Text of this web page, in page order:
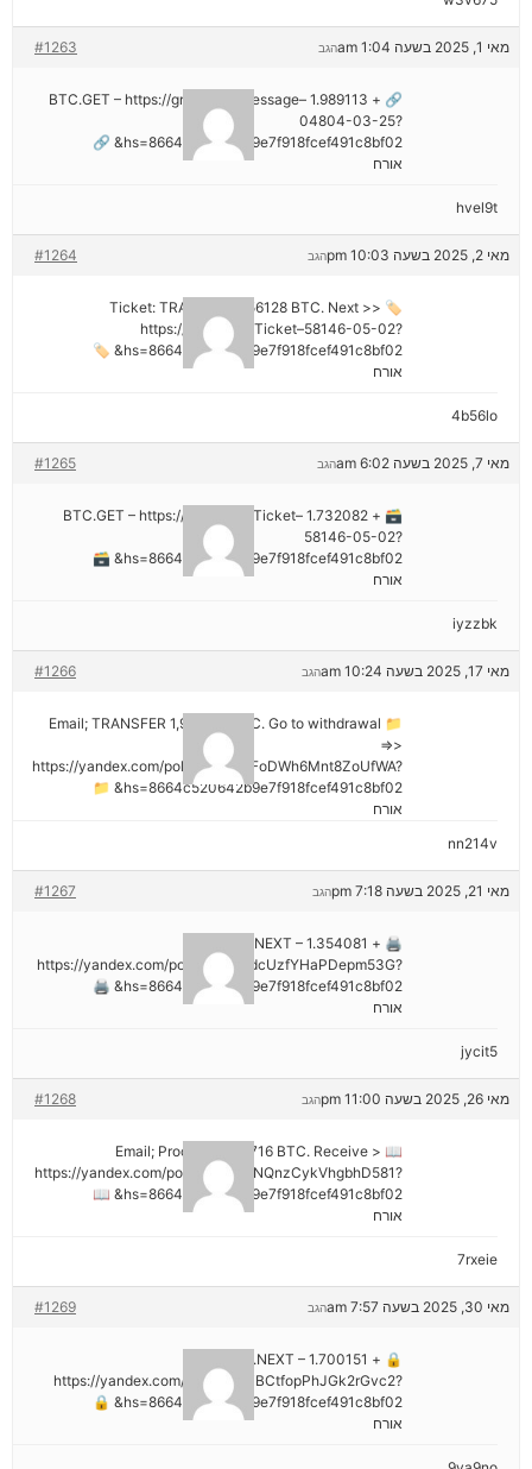
מאי 1, 2025 בשעה 1:04 am #1263 הגב
🔗 + 1.989113 BTC.GET – https://graph.org/Message–
04804-03-25?
hs=8664c520642b9e7f918fcef491c8bf02& 🔗
אורח
hvel9t
מאי 2, 2025 בשעה 10:03 pm #1264 הגב
🏷 Ticket: TRANSFER 1,56128 BTC. Next >>
https://graph.org/Ticket–58146-05-02?
hs=8664c520642b9e7f918fcef491c8bf02& 🏷
אורח
4b56lo
מאי 7, 2025 בשעה 6:02 am #1265 הגב
🗃 + 1.732082 BTC.GET – https://graph.org/Ticket–
58146-05-02?
hs=8664c520642b9e7f918fcef491c8bf02& 🗃
אורח
iyzzbk
מאי 17, 2025 בשעה 10:24 am #1266 הגב
📁 Email; TRANSFER 1,988187 BTC. Go to withdrawal
=>>
https://yandex.com/poll/7R6WLNFoDWh6Mnt8ZoUfWA?
hs=8664c520642b9e7f918fcef491c8bf02& 📁
אורח
nn214v
מאי 21, 2025 בשעה 7:18 pm #1267 הגב
🖨 + 1.354081 BTC.NEXT –
https://yandex.com/poll/Ef2mNddcUzfYHaPDepm53G?
hs=8664c520642b9e7f918fcef491c8bf02& 🖨
אורח
jycit5
מאי 26, 2025 בשעה 11:00 pm #1268 הגב
📖 Email; Process 1.913716 BTC. Receive >
https://yandex.com/poll/DCTzwgNQnzCykVhgbhD581?
hs=8664c520642b9e7f918fcef491c8bf02& 📖
אורח
7rxeie
מאי 30, 2025 בשעה 7:57 am #1269 הגב
🔒 + 1.700151 BTC.NEXT –
https://yandex.com/poll/HsemiBCtfopPhJGk2rGvc2?
hs=8664c520642b9e7f918fcef491c8bf02& 🔒
אורח